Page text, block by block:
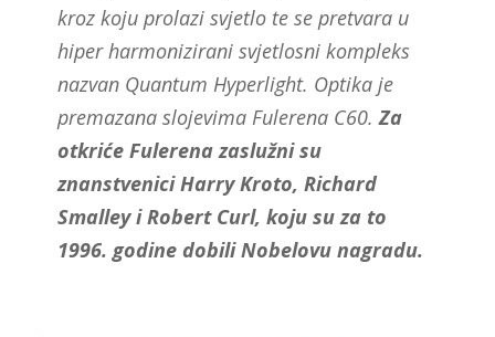
kroz koju prolazi svjetlo te se pretvara u
hiper harmonizirani svjetlosni kompleks
nazvan Quantum Hyperlight. Optika je
premazana slojevima Fulerena C60.Za
otkriće Fulerena zaslužni su
znanstvenici Harry Kroto, Richard
Smalley i Robert Curl, koju su za to
1996. godine dobili Nobelovu nagradu.